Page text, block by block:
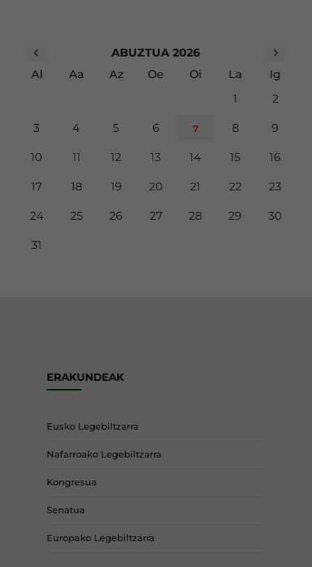
ABUZTUA 2026
Al
Aa Az Oe Oi La
Ig
1
2
3 4 5 6 7 8 9
10 11 12 13 14 15 16
17 18 19 20 21 22 23
24 25 26 27 28 29 30
31
ERAKUNDEAK
Eusko Legebiltzarra
Nafarroako Legebiltzarra
Kongresua
Senatua
Europako Legebiltzarra